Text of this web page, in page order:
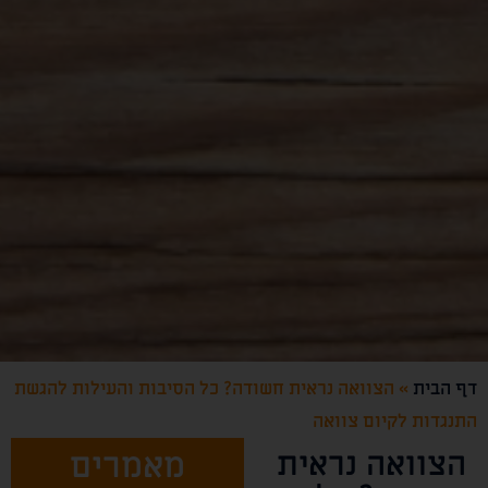
דף הבית» הצוואה נראית חשודה? כל הסיבות והעילות להגשת
התנגדות לקיום צוואה
הצוואה נראית מאמרים